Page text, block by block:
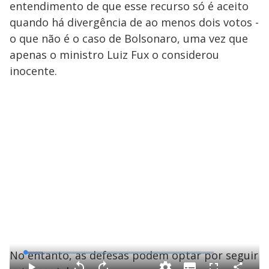
entendimento de que esse recurso só é aceito
quando há divergência de ao menos dois votos -
o que não é o caso de Bolsonaro, uma vez que
apenas o ministro Luiz Fux o considerou
inocente.
No entanto, as defesas podem optar por seguir
L
o
a